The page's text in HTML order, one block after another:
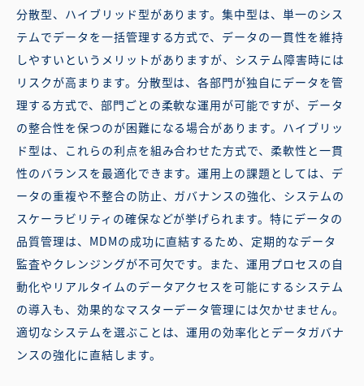
分散型、ハイブリッド型があります。集中型は、単一のシス
テムでデータを一括管理する方式で、データの一貫性を維持
しやすいというメリットがありますが、システム障害時には
リスクが高まります。分散型は、各部門が独自にデータを管
理する方式で、部門ごとの柔軟な運用が可能ですが、データ
の整合性を保つのが困難になる場合があります。ハイブリッ
ド型は、これらの利点を組み合わせた方式で、柔軟性と一貫
性のバランスを最適化できます。運用上の課題としては、デ
ータの重複や不整合の防止、ガバナンスの強化、システムの
スケーラビリティの確保などが挙げられます。特にデータの
品質管理は、MDMの成功に直結するため、定期的なデータ
監査やクレンジングが不可欠です。また、運用プロセスの自
動化やリアルタイムのデータアクセスを可能にするシステム
の導入も、効果的なマスターデータ管理には欠かせません。
適切なシステムを選ぶことは、運用の効率化とデータガバナ
ンスの強化に直結します。